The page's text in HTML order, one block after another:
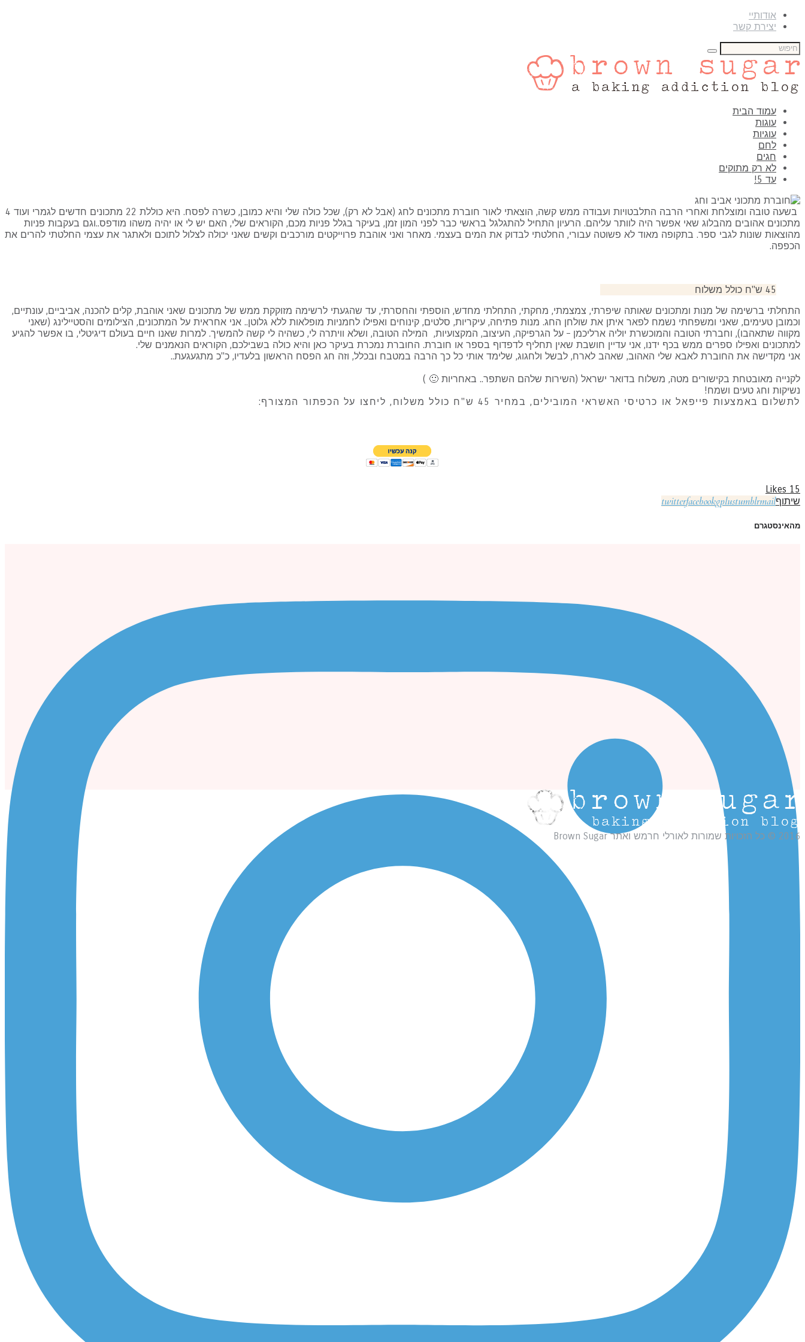
אודותיי
יצירת קשר
עמוד הבית
עוגות
עוגיות
לחם
חגים
לא רק מתוקים
עד 5!
בשעה טובה ומוצלחת ואחרי הרבה התלבטויות ועבודה ממש קשה, הוצאתי לאור חוברת מתכונים לחג (אבל לא רק), שכל כולה שלי והיא כמובן, כשרה לפסח. היא כוללת 22 מתכונים חדשים לגמרי ועוד 4
מתכונים אהובים מהבלוג שאי אפשר היה לוותר עליהם. הרעיון התחיל להתגלגל בראשי כבר לפני המון זמן, בעיקר בגלל פניות מכם, הקוראים שלי, האם יש לי או יהיה משהו מודפס..וגם בעקבות פניות
מהוצאות שונות לגבי ספר. בתקופה מאוד לא פשוטה עבורי, החלטתי לבדוק את המים בעצמי. מאחר ואני אוהבת פרוייקטים מורכבים וקשים שאני יכולה לצלול לתוכם ולאתגר את עצמי החלטתי להרים את
הכפפה.
45 ש"ח כולל משלוח
התחלתי ברשימה של מנות ומתכונים שאותה שיפרתי, צמצמתי, מחקתי, התחלתי מחדש, הוספתי והחסרתי, עד שהגעתי לרשימה מזוקקת ממש של מתכונים שאני אוהבת, קלים להכנה, אביביים, עונתיים,
וכמובן טעימים, שאני ומשפחתי נשמח לפאר איתן את שולחן החג. מנות פתיחה, עיקריות, סלטים, קינוחים ואפילו לחמניות מופלאות ללא גלוטן.. אני אחראית על המתכונים, הצילומים והסטיילינג (שאני
מקווה שתאהבו), וחברתי הטובה והמוכשרת יוליה ארליכמן – על הגרפיקה, העיצוב, המקצועיות, המילה הטובה, ושלא וויתרה לי, כשהיה לי קשה להמשיך. למרות שאנו חיים בעולם דיגיטלי, בו אפשר להגיע
למתכונים ואפילו ספרים ממש בכף ידנו, אני עדיין חושבת שאין תחליף לדפדוף בספר או חוברת. החוברת נמכרת בעיקר כאן והיא כולה בשבילכם, הקוראים הנאמנים שלי.
אני מקדישה את החוברת לאבא שלי האהוב, שאהב לארח, לבשל ולחגוג, שלימד אותי כל כך הרבה במטבח ובכלל, וזה חג הפסח הראשון בלעדיו, כ"כ מתגעגעת..
לקנייה מאובטחת בקישורים מטה, משלוח בדואר ישראל (השירות שלהם השתפר.. באחריות 🙂 )
נשיקות וחג טעים ושמח!
לתשלום באמצעות פייפאל או כרטיסי האשראי המובילים, במחיר 45 ש"ח כולל משלוח, ליחצו על הכפתור המצורף:
15
שיתוף
twitterfacebookgplustumblrmail
מהאינסטגרם
2016 © כל הזכויות שמורות לאורלי חרמש ואתר Brown Sugar